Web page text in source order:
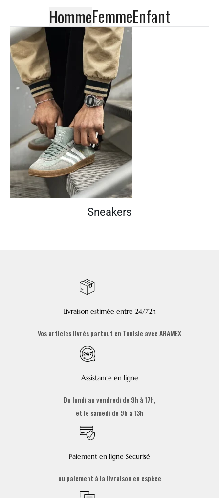
HommeFemmeEnfant
Sneakers
Livraison estimée entre 24/72h
Vos articles livrés partout en Tunisie avec ARAMEX
Assistance en ligne
Du lundi au vendredi de 9h à 17h,
et le samedi de 9h à 13h
Paiement en ligne Sécurisé
ou paiement à la livraison en espèce